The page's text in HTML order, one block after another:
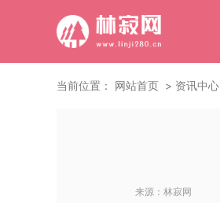
当前位置： 网站首页 资讯中心
来源： 林寂网